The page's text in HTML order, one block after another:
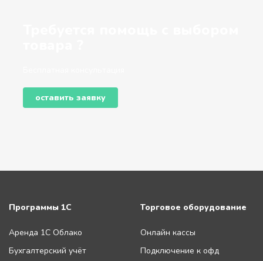
оставить заявку
Программы 1С
Аренда 1С Облако
Бухгалтерский учёт
Торговое оборудование
Онлайн кассы
Подключение к офд